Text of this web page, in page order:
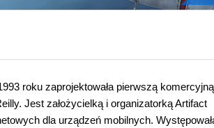
roku zaprojektowała pierwszą komercyjną
Jest założycielką i organizatorką Artifact
dla urządzeń mobilnych.